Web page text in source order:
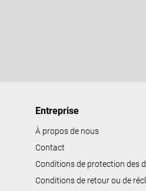
Entreprise
À propos de nous
Contact
Conditions de protection des
Conditions de retour ou de